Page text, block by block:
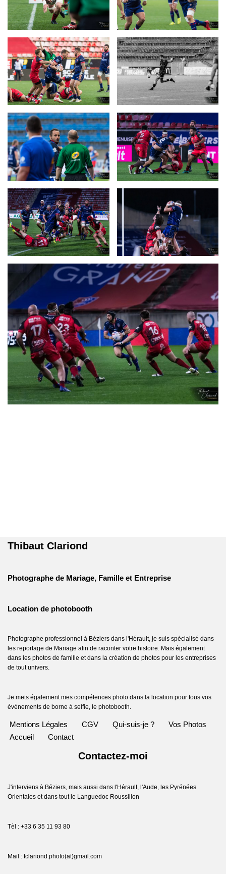
Thibaut Clariond
Photographe de Mariage, Famille et Entreprise
Location de photobooth
Photographe professionnel à Béziers dans l'Hérault, je suis spécialisé dans
les reportage de Mariage afin de raconter votre histoire. Mais également
dans les photos de famille et dans la création de photos pour les entreprises
de tout univers.
Je mets également mes compétences photo dans la location pour tous vos
évènements de borne à selfie, le photobooth.
Mentions Légales CGV Qui-suis-je ?
Vos Photos
Accueil
Contact
Contactez-moi
J'interviens à Béziers, mais aussi dans l'Hérault, l'Aude, les Pyrénées
Orientales et dans tout le Languedoc Roussillon
Tèl : +33 6 35 11 93 80
Mail : tclariond.photo(at)gmail.com